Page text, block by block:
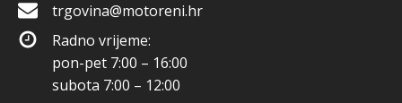
trgovina@motoreni.hr
Radno vrijeme:
pon-pet 7:00 – 16:00
subota 7:00 – 12:00